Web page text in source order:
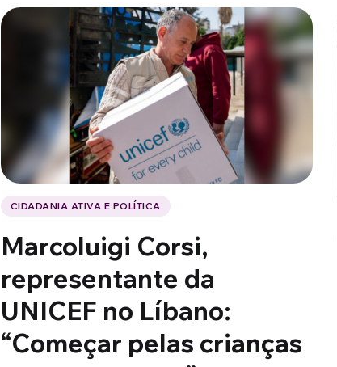
CIDADANIA ATIVA E POLÍTICA
Marcoluigi Corsi,
representante da
UNICEF no Líbano:
“Começar pelas crianças